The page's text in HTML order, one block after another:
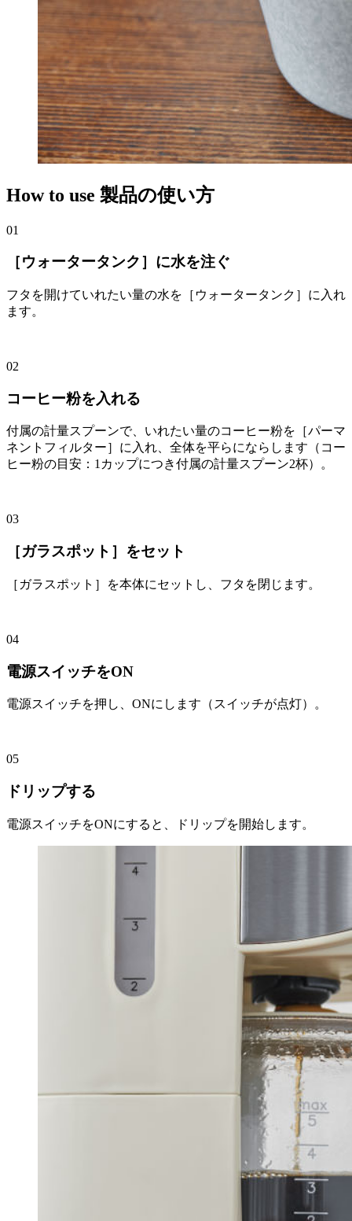
How to use 製品の使い方
01
［ウォータータンク］に水を注ぐ
フタを開けていれたい量の水を［ウォータータンク］に入れ
ます。
02
コーヒー粉を入れる
付属の計量スプーンで、いれたい量のコーヒー粉を［パーマ
ネントフィルター］に入れ、全体を平らにならします（コー
ヒー粉の目安：1カップにつき付属の計量スプーン2杯）。
03
［ガラスポット］をセット
［ガラスポット］を本体にセットし、フタを閉じます。
04
電源スイッチをON
電源スイッチを押し、ONにします（スイッチが点灯）。
05
ドリップする
電源スイッチをONにすると、ドリップを開始します。